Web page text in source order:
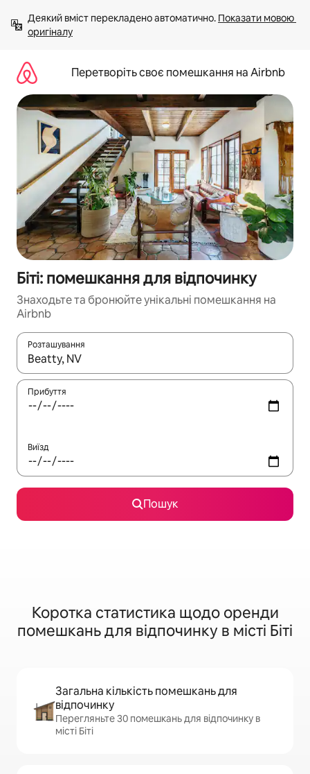
вмісту
Деякий вміст перекладено автоматично. Показати мовою
оригіналу
Перетворіть своє помешкання на Airbnb
Біті: помешкання для відпочинку
Знаходьте та бронюйте унікальні помешкання на
Airbnb
Розташування
Отримавши результати пошуку, використовуйте для
Прибуття
Виїзд
Пошук
Коротка статистика щодо оренди
помешкань для відпочинку в місті Біті
Загальна кількість помешкань для
відпочинку
Перегляньте 30 помешкань для відпочинку в
місті Біті